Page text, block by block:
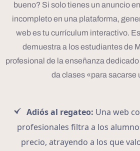
bueno? Si solo tienes un anuncio
incompleto en una plataforma,
web es tu currículum interactivo.
demuestra a los estudiantes de
profesional de la enseñanza
da clases «para sacarse
Adiós al regateo: Una web
profesionales filtra a los
precio, atrayendo a los que